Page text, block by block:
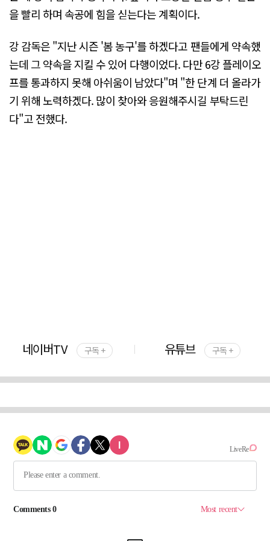
을 빨리 하며 속공에 힘을 싣는다는 계획이다.
강 감독은 "지난 시즌 '봄 농구'를 하겠다고 팬들에게 약속했
는데 그 약속을 지킬 수 있어 다행이었다. 다만 6강 플레이오
프를 통과하지 못해 아쉬움이 남았다"며 "한 단계 더 올라가
기 위해 노력하겠다. 많이 찾아와 응원해주시길 부탁드린
다"고 전했다.
네이버TV 구독 + 유튜브 구독 +